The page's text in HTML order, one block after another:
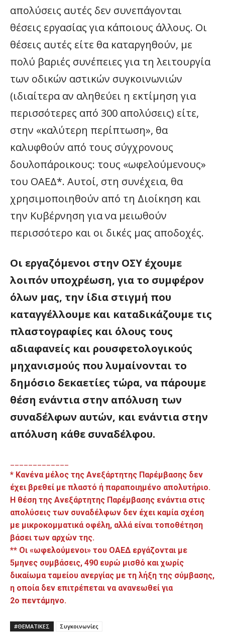
απολύσεις αυτές δεν συνεπάγονται
θέσεις εργασίας για κάποιους άλλους. Οι
θέσεις αυτές είτε θα καταργηθούν, με
πολύ βαριές συνέπειες για τη λειτουργία
των οδικών αστικών συγκοινωνιών
(ιδιαίτερα αν αληθεύει η εκτίμηση για
περισσότερες από 300 απολύσεις) είτε,
στην «καλύτερη περίπτωση», θα
καλυφθούν από τους σύγχρονους
δουλοπάροικους: τους «ωφελούμενους»
του ΟΑΕΔ*. Αυτοί, στη συνέχεια, θα
χρησιμοποιηθούν από τη Διοίκηση και
την Κυβέρνηση για να μειωθούν
περισσότερο και οι δικές μας αποδοχές.
Οι εργαζόμενοι στην ΟΣΥ έχουμε
λοιπόν υποχρέωση, για το συμφέρον
όλων μας, την ίδια στιγμή που
καταγγέλλουμε και καταδικάζουμε τις
πλαστογραφίες και όλους τους
αδιαφανείς και ρουσφετολογικούς
μηχανισμούς που λυμαίνονται το
δημόσιο δεκαετίες τώρα, να πάρουμε
θέση ενάντια στην απόλυση των
συναδέλφων αυτών, και ενάντια στην
απόλυση κάθε συναδέλφου.
* Κανένα μέλος της Ανεξάρτητης Παρέμβασης δεν
έχει βρεθεί με πλαστό ή παραποιημένο απολυτήριο.
Η θέση της Ανεξάρτητης Παρέμβασης ενάντια στις
απολύσεις των συναδέλφων δεν έχει καμία σχέση
με μικροκομματικά οφέλη, αλλά είναι τοποθέτηση
βάσει των αρχών της.
** Οι «ωφελούμενοι» του ΟΑΕΔ εργάζονται με
5μηνες συμβάσεις, 490 ευρώ μισθό και χωρίς
δικαίωμα ταμείου ανεργίας με τη λήξη της σύμβασης,
η οποία δεν επιτρέπεται να ανανεωθεί για
2ο πεντάμηνο.
#ΘΕΜΑΤΙΚΈΣ Συγκοινωνίες